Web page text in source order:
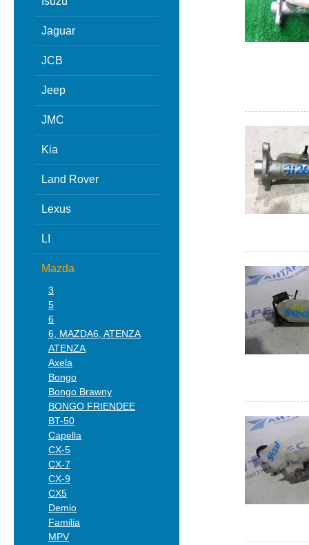
Jaguar
JCB
Jeep
JMC
Kia
Land Rover
Lexus
LI
Mazda
3
5
6
6, MAZDA6, ATENZA
ATENZA
Axela
Bongo
Bongo Brawny
BONGO FRIENDEE
BT-50
Capella
CX-5
CX-7
CX-9
CX5
Demio
Familia
MPV